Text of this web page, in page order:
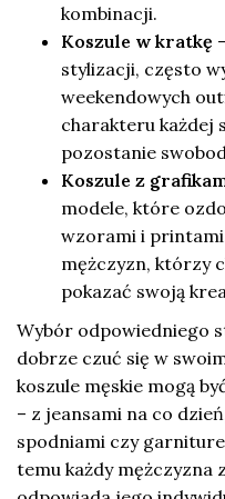
kombinacji.
Koszule w kratkę
stylizacji, często
weekendowych
charakteru każdej
pozostanie
Koszule z
modele, które
wzorami i
mężczyzn, którzy
pokazać swoją
Wybór odpowiedniego
dobrze czuć się w
koszule męskie mogą
– z jeansami na co
spodniami czy
temu każdy mężczyzna